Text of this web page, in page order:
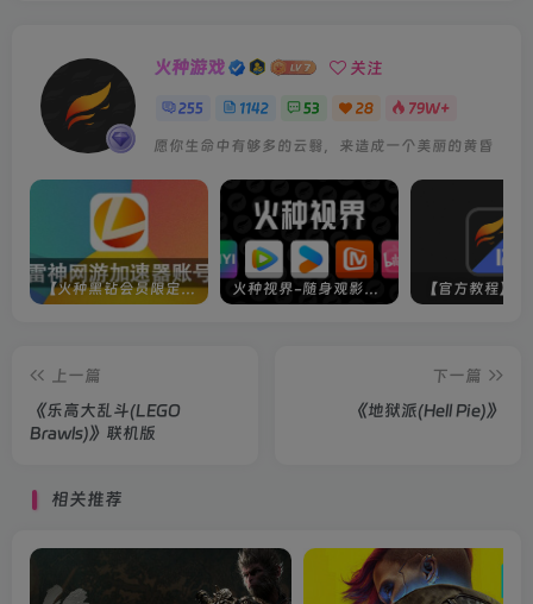
火种游戏 关注
255 1142 53 28 79W+
愿你生命中有够多的云翳，来造成一个美丽的黄昏
【火种黑钻会员限定】雷神加速器账号 火种视界-随身观影神器（完美适配手机端）
上一篇
《乐高大乱斗(LEGO
Brawls)》联机版
下一篇
《地狱派(Hell Pie)》
相关推荐